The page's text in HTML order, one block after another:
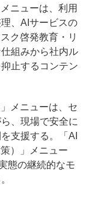
ニューは、利用
、AIサービスの
ク啓発教育・リ
組みから社内ル
止するコンテン
メニューは、セ
、現場で安全に
支援する。「AI
）」メニュー
態の継続的なモ